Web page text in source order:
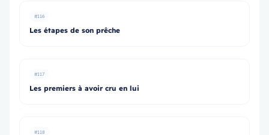
#116
Les étapes de son prêche
#117
Les premiers à avoir cru en lui
#118